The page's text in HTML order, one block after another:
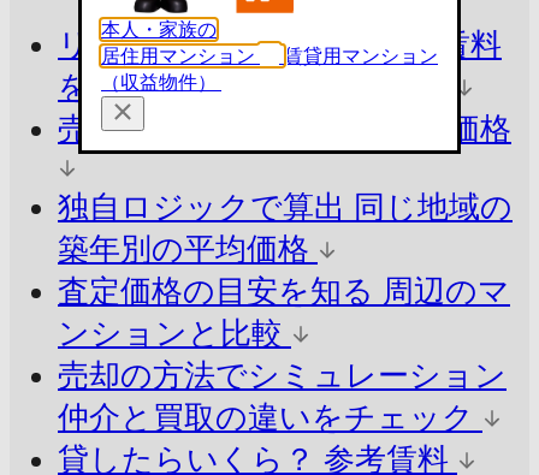
リアルな売出し価格・募集賃料
を知る今の市場価格を把握
売ったらいくら？
参考査定価格
独自ロジックで算出 同じ地域の
築年別の平均価格
査定価格の目安を知る 周辺のマ
ンションと比較
売却の方法でシミュレーション
仲介と買取の違いをチェック
貸したらいくら？ 参考賃料
本人・家族の
居住用マンション
賃貸用マンション
（収益物件）